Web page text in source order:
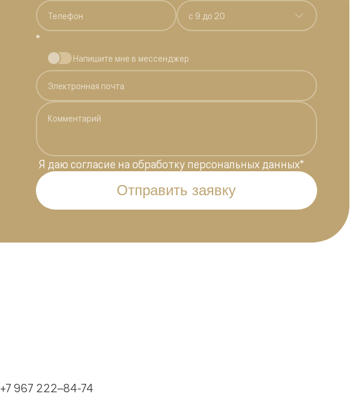
*
c 9 до 20
Напишите мне в мессенджер
Я даю согласие на обработку персональных данных*
Отправить заявку
+7 967 222–84-74